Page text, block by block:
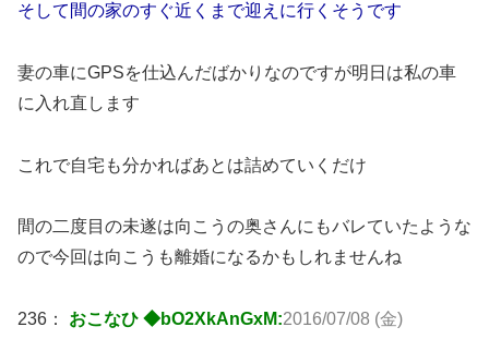
そして間の家のすぐ近くまで迎えに行くそうです
妻の車にGPSを仕込んだばかりなのですが明日は私の車
に入れ直します
これで自宅も分かればあとは詰めていくだけ
間の二度目の未遂は向こうの奥さんにもバレていたような
ので今回は向こうも離婚になるかもしれませんね
236： おこなひ ◆bO2XkAnGxM:2016/07/08 (金)